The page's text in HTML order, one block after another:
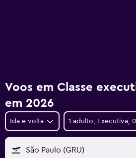
Voos em Classe
em 2026
Ida e volta 1 adulto, Executiva,
São Paulo (GRU)